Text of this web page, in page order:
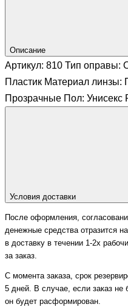
Описание
Артикул: 810 Тип оправы:
Пластик Материал линзы:
Прозрачные Пол:
Условия доставки
После оформления,
денежные средства отразится
в доставку в течении 1-2х
за заказ.
С момента заказа, срок
5 дней. В случае, если заказ не
он будет расформирован.